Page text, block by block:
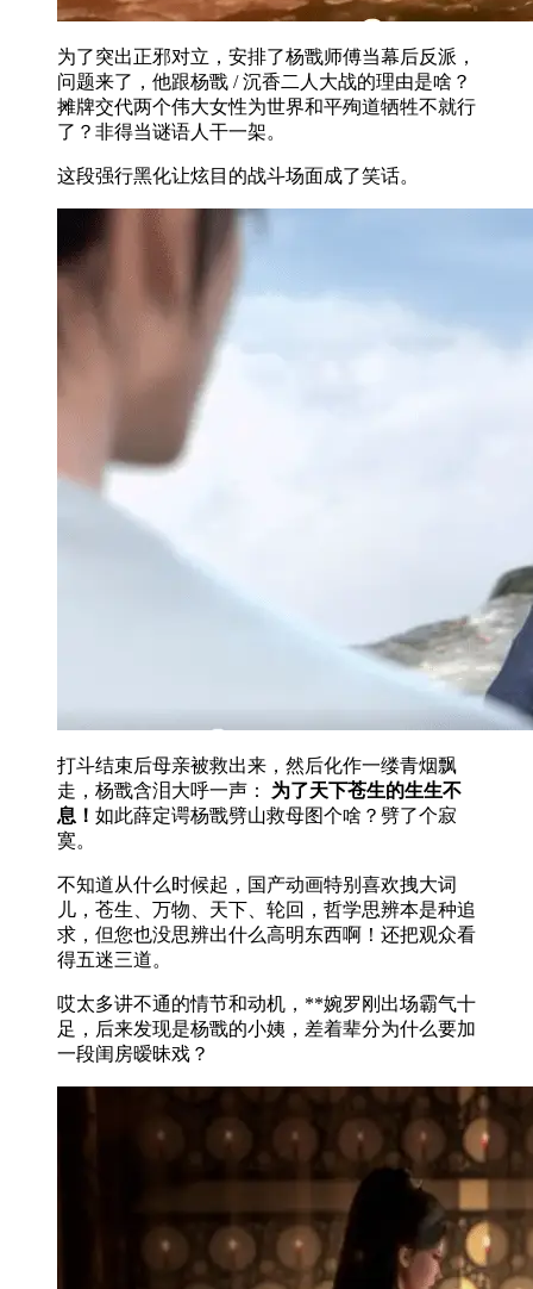
为了突出正邪对立，安排了杨戬师傅当幕后反派，
问题来了，他跟杨戬 / 沉香二人大战的理由是啥？
摊牌交代两个伟大女性为世界和平殉道牺牲不就行
了？非得当谜语人干一架。
这段强行黑化让炫目的战斗场面成了笑话。
打斗结束后母亲被救出来，然后化作一缕青烟飘
走，杨戬含泪大呼一声： 为了天下苍生的生生不
息！ 如此薛定谔杨戬劈山救母图个啥？劈了个寂
寞。
不知道从什么时候起，国产动画特别喜欢拽大词
儿，苍生、万物、天下、轮回，哲学思辨本是种追
求，但您也没思辨出什么高明东西啊！还把观众看
得五迷三道。
哎太多讲不通的情节和动机，**婉罗刚出场霸气十
足，后来发现是杨戬的小姨，差着辈分为什么要加
一段闺房暧昧戏？